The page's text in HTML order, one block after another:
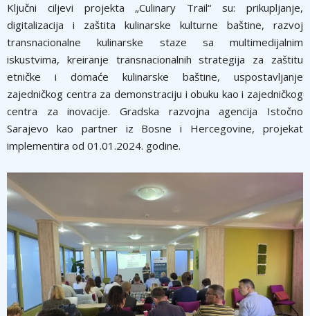
Ključni ciljevi projekta „Culinary Trail“ su: prikupljanje,
digitalizacija i zaštita kulinarske kulturne baštine, razvoj
transnacionalne kulinarske staze sa multimedijalnim
iskustvima, kreiranje transnacionalnih strategija za zaštitu
etničke i domaće kulinarske baštine, uspostavljanje
zajedničkog centra za demonstraciju i obuku kao i zajedničkog
centra za inovacije. Gradska razvojna agencija Istočno
Sarajevo kao partner iz Bosne i Hercegovine, projekat
implementira od 01.01.2024. godine.